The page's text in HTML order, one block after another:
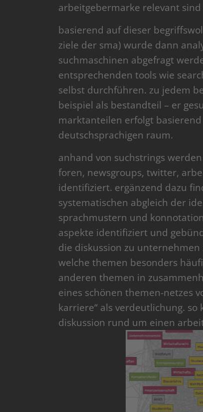
arbeitgebermarke relevant
basierend auf dieser
ziele der sma) wurde dann
suchmaschinen abgefragt
entsprechenden tools wie
selbst durchführen. zu jedem
beispiel als bestandteil – er
marktanteilen erfolgt
deutschsprachigen raum.
anhand von suchstrings
foren, newsgroups, twitter,
identifiziert. ergänzend dazu
systematischen abgleich der
sprachmustern und
aspekte identifiziert und
die diskussion zu
welche themen besonders
anderen themen in
eines schönen themen-netzes
karriere“ als verdeutlichung.
diskussion rund um einen